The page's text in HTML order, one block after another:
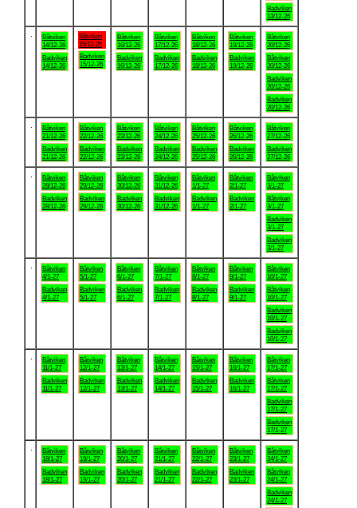
Badviken
13/12-26
Båtviken
14/12-26
Badviken
14/12-26
Båtviken
15/12-26
Badviken
15/12-26
Båtviken
16/12-26
Badviken
16/12-26
Båtviken
17/12-26
Badviken
17/12-26
Båtviken
18/12-26
Badviken
18/12-26
Båtviken
19/12-26
Badviken
19/12-26
Båtviken
20/12-26
Båtviken
20/12-26
Badviken
20/12-26
Badviken
20/12-26
Båtviken
21/12-26
Badviken
21/12-26
Båtviken
22/12-26
Badviken
22/12-26
Båtviken
23/12-26
Badviken
23/12-26
Båtviken
24/12-26
Badviken
24/12-26
Båtviken
25/12-26
Badviken
25/12-26
Båtviken
26/12-26
Badviken
26/12-26
Båtviken
27/12-26
Badviken
27/12-26
Båtviken
28/12-26
Badviken
28/12-26
Båtviken
29/12-26
Badviken
29/12-26
Båtviken
30/12-26
Badviken
30/12-26
Båtviken
31/12-26
Badviken
31/12-26
Båtviken
1/1-27
Badviken
1/1-27
Båtviken
2/1-27
Badviken
2/1-27
Båtviken
3/1-27
Båtviken
3/1-27
Badviken
3/1-27
Badviken
3/1-27
Båtviken
4/1-27
Badviken
4/1-27
Båtviken
5/1-27
Badviken
5/1-27
Båtviken
6/1-27
Badviken
6/1-27
Båtviken
7/1-27
Badviken
7/1-27
Båtviken
8/1-27
Badviken
8/1-27
Båtviken
9/1-27
Badviken
9/1-27
Båtviken
10/1-27
Båtviken
10/1-27
Badviken
10/1-27
Badviken
10/1-27
Båtviken
11/1-27
Badviken
11/1-27
Båtviken
12/1-27
Badviken
12/1-27
Båtviken
13/1-27
Badviken
13/1-27
Båtviken
14/1-27
Badviken
14/1-27
Båtviken
15/1-27
Badviken
15/1-27
Båtviken
16/1-27
Badviken
16/1-27
Båtviken
17/1-27
Båtviken
17/1-27
Badviken
17/1-27
Badviken
17/1-27
Båtviken
18/1-27
Badviken
18/1-27
Båtviken
19/1-27
Badviken
19/1-27
Båtviken
20/1-27
Badviken
20/1-27
Båtviken
21/1-27
Badviken
21/1-27
Båtviken
22/1-27
Badviken
22/1-27
Båtviken
23/1-27
Badviken
23/1-27
Båtviken
24/1-27
Båtviken
24/1-27
Badviken
24/1-27